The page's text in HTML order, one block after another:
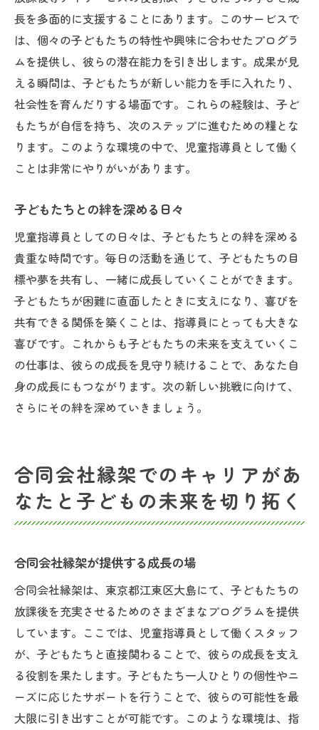
長を多面的に支援することにあります。このサービスで
は、個々の子どもたちの特性や興味に合わせたプログラ
ムを提供し、彼らの潜在能力を引き出します。成果が見
える瞬間は、子どもたちが新しい能力を手に入れたり、
社会性を育んだりする場面です。これらの経験は、子ど
もたちが自信を持ち、次のステップに進むための糧とな
ります。このような環境の中で、児童指導員として働く
ことは非常にやりがいがあります。
子どもたちとの絆を深める日々
児童指導員としての日々は、子どもたちとの絆を深める
貴重な時間です。毎日の活動を通じて、子どもたちの目
標や夢を共有し、一緒に成長していくことができます。
子どもたちが困難に直面したときに支えになり、喜びを
共有できる関係を築くことは、指導員にとっても大きな
喜びです。これからも子どもたちの未来を支えていくこ
の仕事は、彼らの成長を見守り続けることで、あなた自
身の成長にもつながります。次の新しい挑戦に向けて、
さらにその絆を深めていきましょう。
合同会社縁架でのキャリアがあ
なたと子どもの未来を切り拓く
合同会社縁架が提供する成長の場
合同会社縁架は、東京都江東区大島にて、子どもたちの
放課後を充実させるためのさまざまなプログラムを提供
しています。ここでは、児童指導員として働くスタッフ
が、子どもたちと直接関わることで、彼らの成長を支え
る役割を果たします。子どもたち一人ひとりの個性やニ
ーズに応じたサポートを行うことで、彼らの可能性を最
大限に引き出すことが可能です。このような環境は、指